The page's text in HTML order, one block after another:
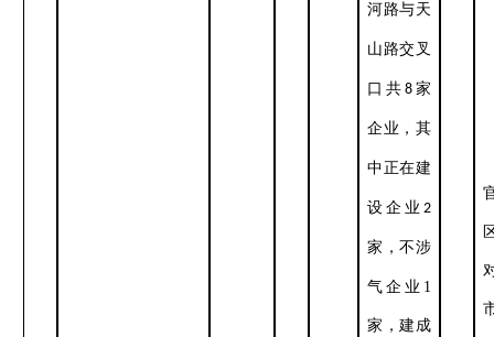
河路与天
山路交叉
口共 8家
企业，其
中正在建
设企业 2
家，不涉
气企业 1
家，建成